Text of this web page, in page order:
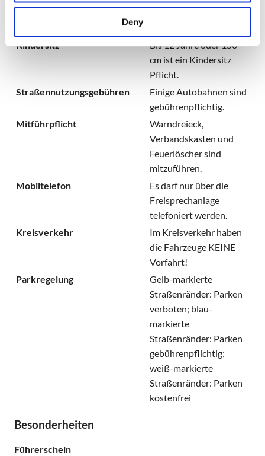
Deny
Promillegrenze
0,5 Promille
Kindersitz
Bis 12 Jahre oder 150
cm ist ein Kindersitz
Pflicht.
Straßennutzungsgebühren
Einige Autobahnen sind
gebührenpflichtig.
Mitführpflicht
Warndreieck,
Verbandskasten und
Feuerlöscher sind
mitzuführen.
Mobiltelefon
Es darf nur über die
Freisprechanlage
telefoniert werden.
Kreisverkehr
Im Kreisverkehr haben
die Fahrzeuge KEINE
Vorfahrt!
Parkregelung
Gelb-markierte
Straßenränder: Parken
verboten; blau-
markierte
Straßenränder: Parken
gebührenpflichtig;
weiß-markierte
Straßenränder: Parken
kostenfrei
Besonderheiten
Führerschein